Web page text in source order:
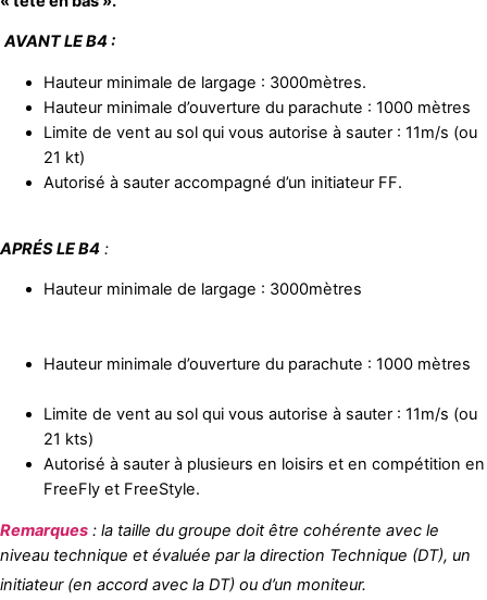
AVANT LE B4 :
Hauteur minimale de largage : 3000mètres.
Hauteur minimale d’ouverture du parachute : 1000 mètres
Limite de vent au sol qui vous autorise à sauter : 11m/s (ou
21 kt)
Autorisé à sauter accompagné d’un initiateur FF.
APRÉS LE B4 :
Hauteur minimale de largage : 3000mètres
Hauteur minimale d’ouverture du parachute : 1000 mètres
Limite de vent au sol qui vous autorise à sauter : 11m/s (ou
21 kts)
Autorisé à sauter à plusieurs en loisirs et en compétition en
FreeFly et FreeStyle.
Remarques : la taille du groupe doit être cohérente avec le
niveau technique et évaluée par la direction Technique (DT), un
initiateur (en accord avec la DT) ou d’un moniteur.